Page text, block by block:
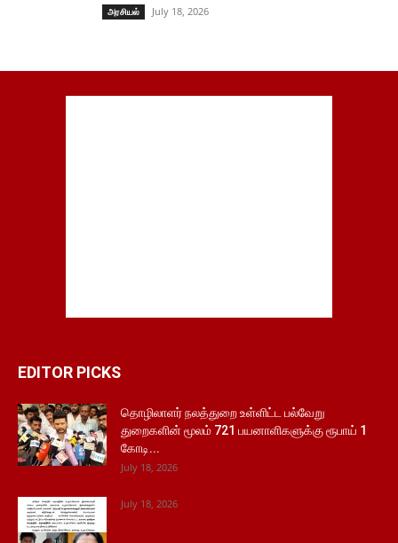
அரசியல் July 18, 2026
EDITOR PICKS
தொழிலாளர் நலத்துறை உள்ளிட்ட பல்வேறு
துறைகளின் மூலம் 721 பயனாளிகளுக்கு ரூபாய் 1
கோடி...
July 18, 2026
July 18, 2026